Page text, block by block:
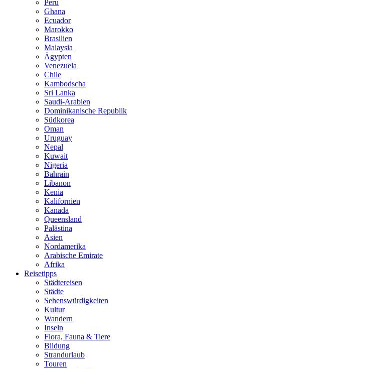
Peru
Ghana
Ecuador
Marokko
Brasilien
Malaysia
Ägypten
Venezuela
Chile
Kambodscha
Sri Lanka
Saudi-Arabien
Dominikanische Republik
Südkorea
Oman
Uruguay
Nepal
Kuwait
Nigeria
Bahrain
Libanon
Kenia
Kalifornien
Kanada
Queensland
Palästina
Asien
Nordamerika
Arabische Emirate
Afrika
Reisetipps
Städtereisen
Städte
Sehenswürdigkeiten
Kultur
Wandern
Inseln
Flora, Fauna & Tiere
Bildung
Strandurlaub
Touren